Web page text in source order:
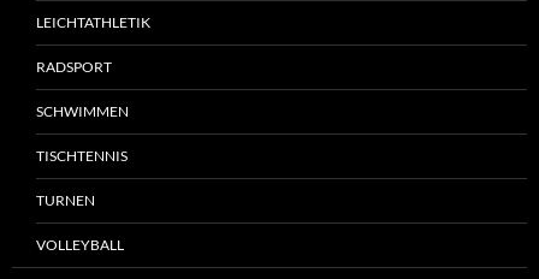
LEICHTATHLETIK
RADSPORT
SCHWIMMEN
TISCHTENNIS
TURNEN
VOLLEYBALL